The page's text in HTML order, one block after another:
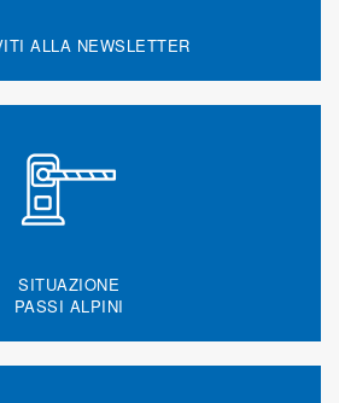
ALLA NEWSLETTER
SITUAZIONE
PASSI ALPINI